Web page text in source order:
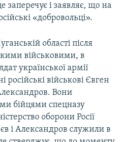
заперечує і заявляє, що на
«добровольці».
області після
військовими, в
української армії
російські військові Євген
Вони
бійцями спецназу
оборони Росії
і Александров служили в